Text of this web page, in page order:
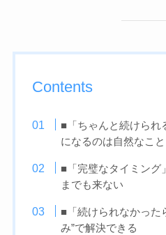
Contents
■「ちゃんと続けら
になるのは自然なこと
■「完璧なタイミング
までも来ない
■「続けられなかった
み”で解決できる